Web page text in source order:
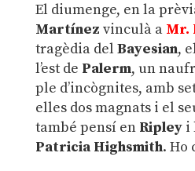
El diumenge, en la
Martínez vinculà a Mr.
tragèdia del Bayesian,
l’est de Palerm, un
ple d’incògnites, amb
elles dos magnats i el
també pensí en Ripleyi
Patricia Highsmith. Ho